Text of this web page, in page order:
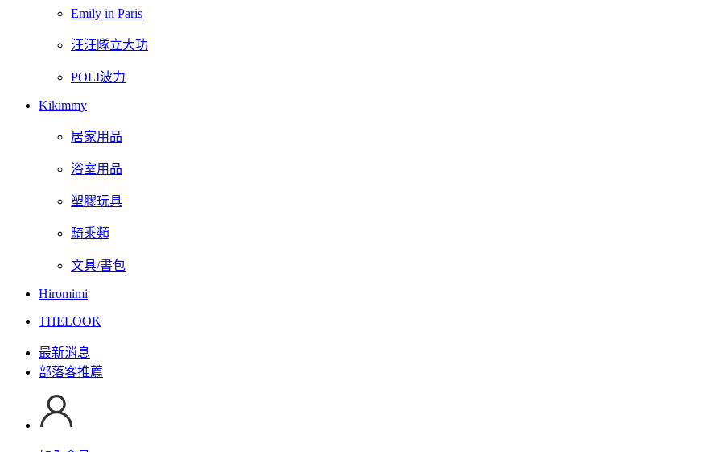
Emily in Paris
汪汪隊立大功
POLI波力
Kikimmy
居家用品
浴室用品
塑膠玩具
騎乘類
文具/書包
Hiromimi
THELOOK
最新消息
部落客推薦